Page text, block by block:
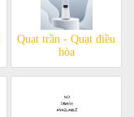
Quạt trần - Quạt điều
hòa